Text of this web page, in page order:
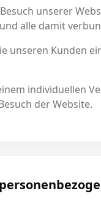
unserer
alle damit
unseren Kunden
individuellen
der Website.